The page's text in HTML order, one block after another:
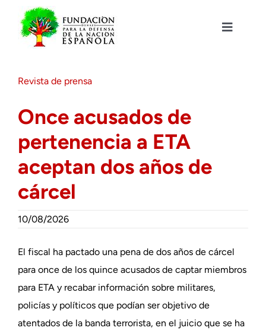
contenido
Toggle
Actualidad
Actividades
Colabora
Revista de prensa
Once acusados de
pertenencia a ETA
aceptan dos años de
cárcel
10/08/2026
El fiscal ha pactado una pena de dos años de cárcel
para once de los quince acusados de captar miembros
para ETA y recabar información sobre militares,
policías y políticos que podían ser objetivo de
atentados de la banda terrorista, en el juicio que se ha